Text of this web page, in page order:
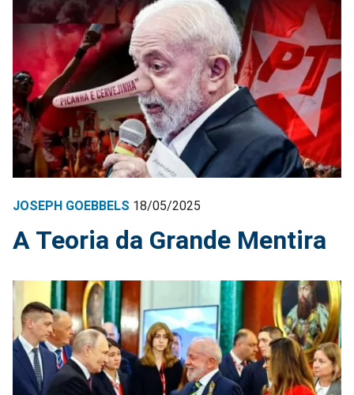
JOSEPH GOEBBELS 18/05/2025
A Teoria da Grande Mentira